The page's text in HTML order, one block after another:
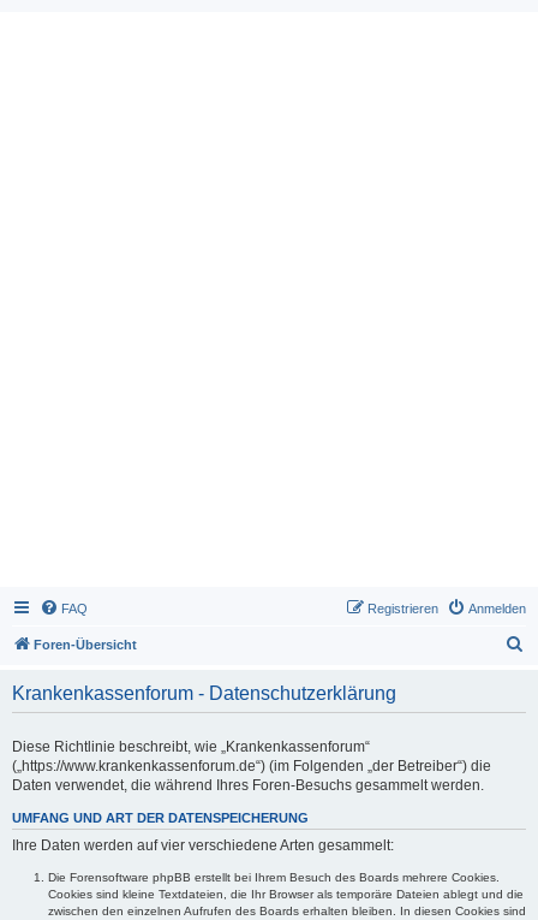
FAQ Anmelden
Registrieren
Foren-Übersicht
Krankenkassenforum - Datenschutzerklärung
Diese Richtlinie beschreibt, wie „Krankenkassenforum“
(„https://www.krankenkassenforum.de“) (im Folgenden „der Betreiber“) die
Daten verwendet, die während Ihres Foren-Besuchs gesammelt werden.
UMFANG UND ART DER DATENSPEICHERUNG
Ihre Daten werden auf vier verschiedene Arten gesammelt:
Die Forensoftware phpBB erstellt bei Ihrem Besuch des Boards mehrere Cookies.
Cookies sind kleine Textdateien, die Ihr Browser als temporäre Dateien ablegt und die
zwischen den einzelnen Aufrufen des Boards erhalten bleiben. In diesen Cookies sind